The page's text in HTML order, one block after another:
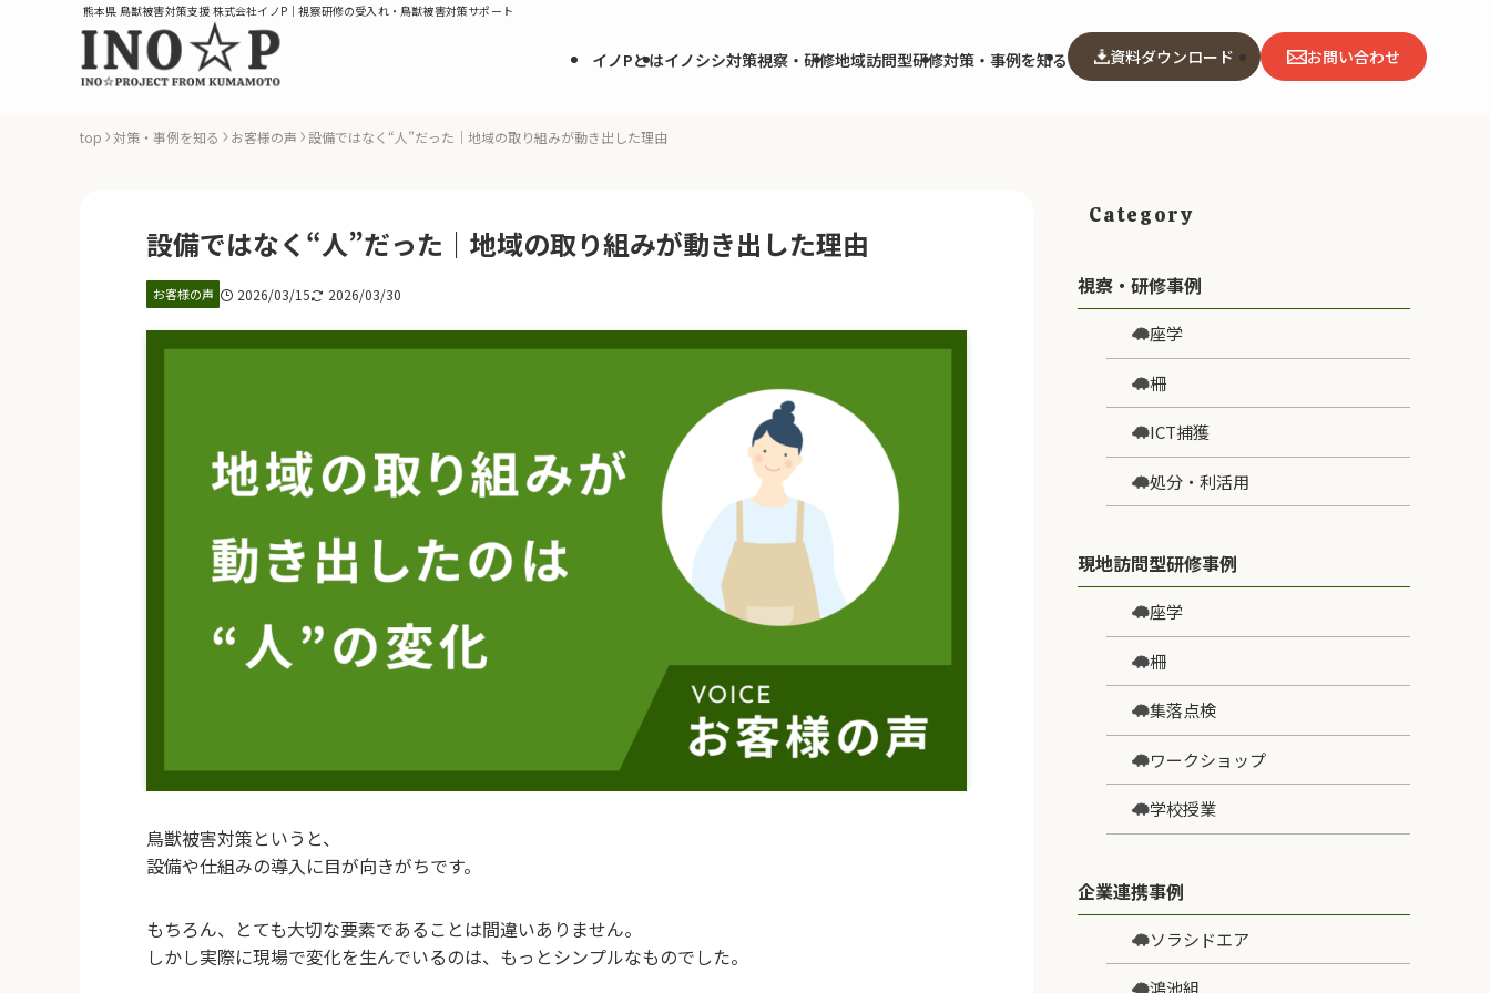
熊本県 鳥獣被害対策支援 株式会社イノP｜視察研修の受入れ・鳥獣被害対策サポート
イノPとはイノシシ対策視察・研修地域訪問型研修対策・事例を知る 資料ダウンロード お問い合わせ
top 対策・事例を知る お客様の声 設備ではなく“人”だった｜地域の取り組みが動き出した理由
設備ではなく“人”だった｜地域の取り組みが動き出した理由
お客様の声 2026/03/15 2026/03/30
鳥獣被害対策というと、
設備や仕組みの導入に目が向きがちです。
もちろん、とても大切な要素であることは間違いありません。
しかし実際に現場で変化を生んでいるのは、もっとシンプルなものでした。
Category
視察・研修事例
座学
柵
ICT捕獲
処分・利活用
現地訪問型研修事例
座学
柵
集落点検
ワークショップ
学校授業
企業連携事例
ソラシドエア
鴻池組